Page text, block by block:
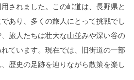
されました。この峠道は、長野県と
あり、多くの旅人にとって挑戦でし
旅人たちは壮大な山並みや深い谷の
ています。現在では、旧街道の一部
歴史の足跡を辿りながら散策を楽し